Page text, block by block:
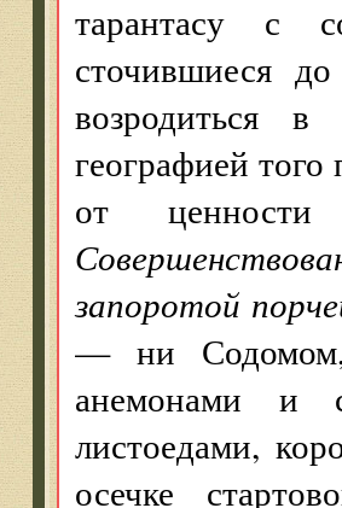
тарантасу с
сточившиеся
возродиться
географией
от
запоротой
— ни
анемонами и
листоедами,
осечке